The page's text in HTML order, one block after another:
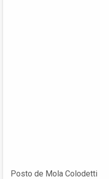
Posto de Mola Colodetti